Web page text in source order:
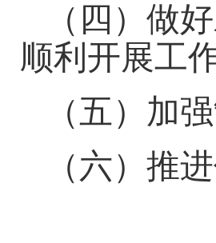
（四）做
顺利开展工作
（五）加
（六）推